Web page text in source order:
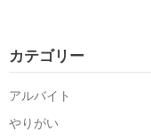
カテゴリー
アルバイト
やりがい